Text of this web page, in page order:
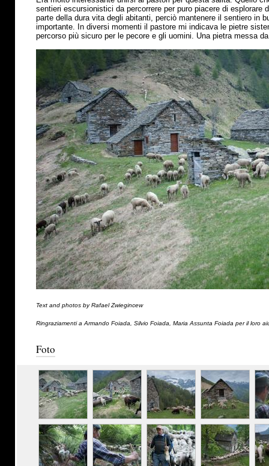
sentieri escursionistici da percorrere per puro piacere di esplorare
parte della dura vita degli abitanti, perciò mantenere il sentiero in
importante. In diversi momenti il pastore mi indicava le pietre
percorso più sicuro per le pecore e gli uomini. Una pietra messa
Text and photos by Rafael Zwiegincew
Ringraziamenti a Armando Foiada, Silvio Foiada, Maria Assunta Foiada per il loro
Foto